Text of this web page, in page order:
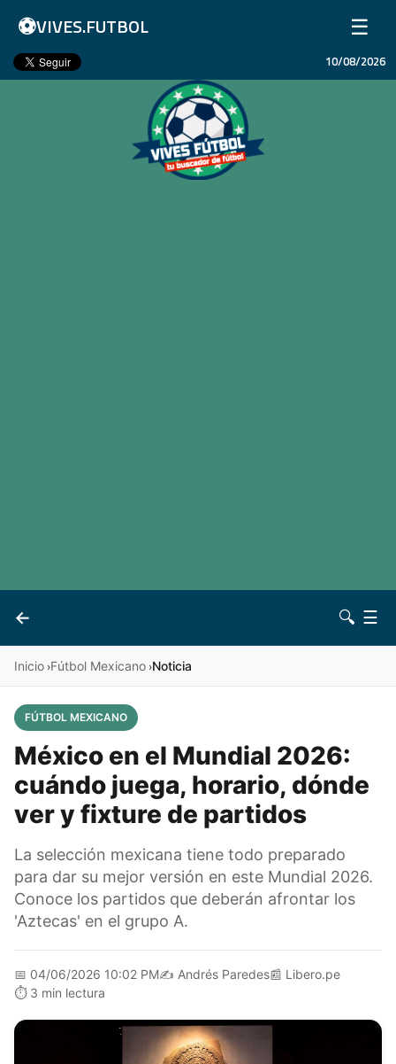
⚽VIVES.FUTBOL ☰
Inicio
10/08/2026
←
Vives 🔍 ☰
Inicio ›Fútbol Mexicano ›Noticia
FÚTBOL MEXICANO
México en el Mundial 2026:
cuándo juega, horario, dónde
ver y fixture de partidos
La selección mexicana tiene todo preparado
para dar su mejor versión en este Mundial 2026.
Conoce los partidos que deberán afrontar los
'Aztecas' en el grupo A.
📅 04/06/2026 10:02 PM✍️ Andrés Paredes📰 Libero.pe
⏱️ 3 min lectura